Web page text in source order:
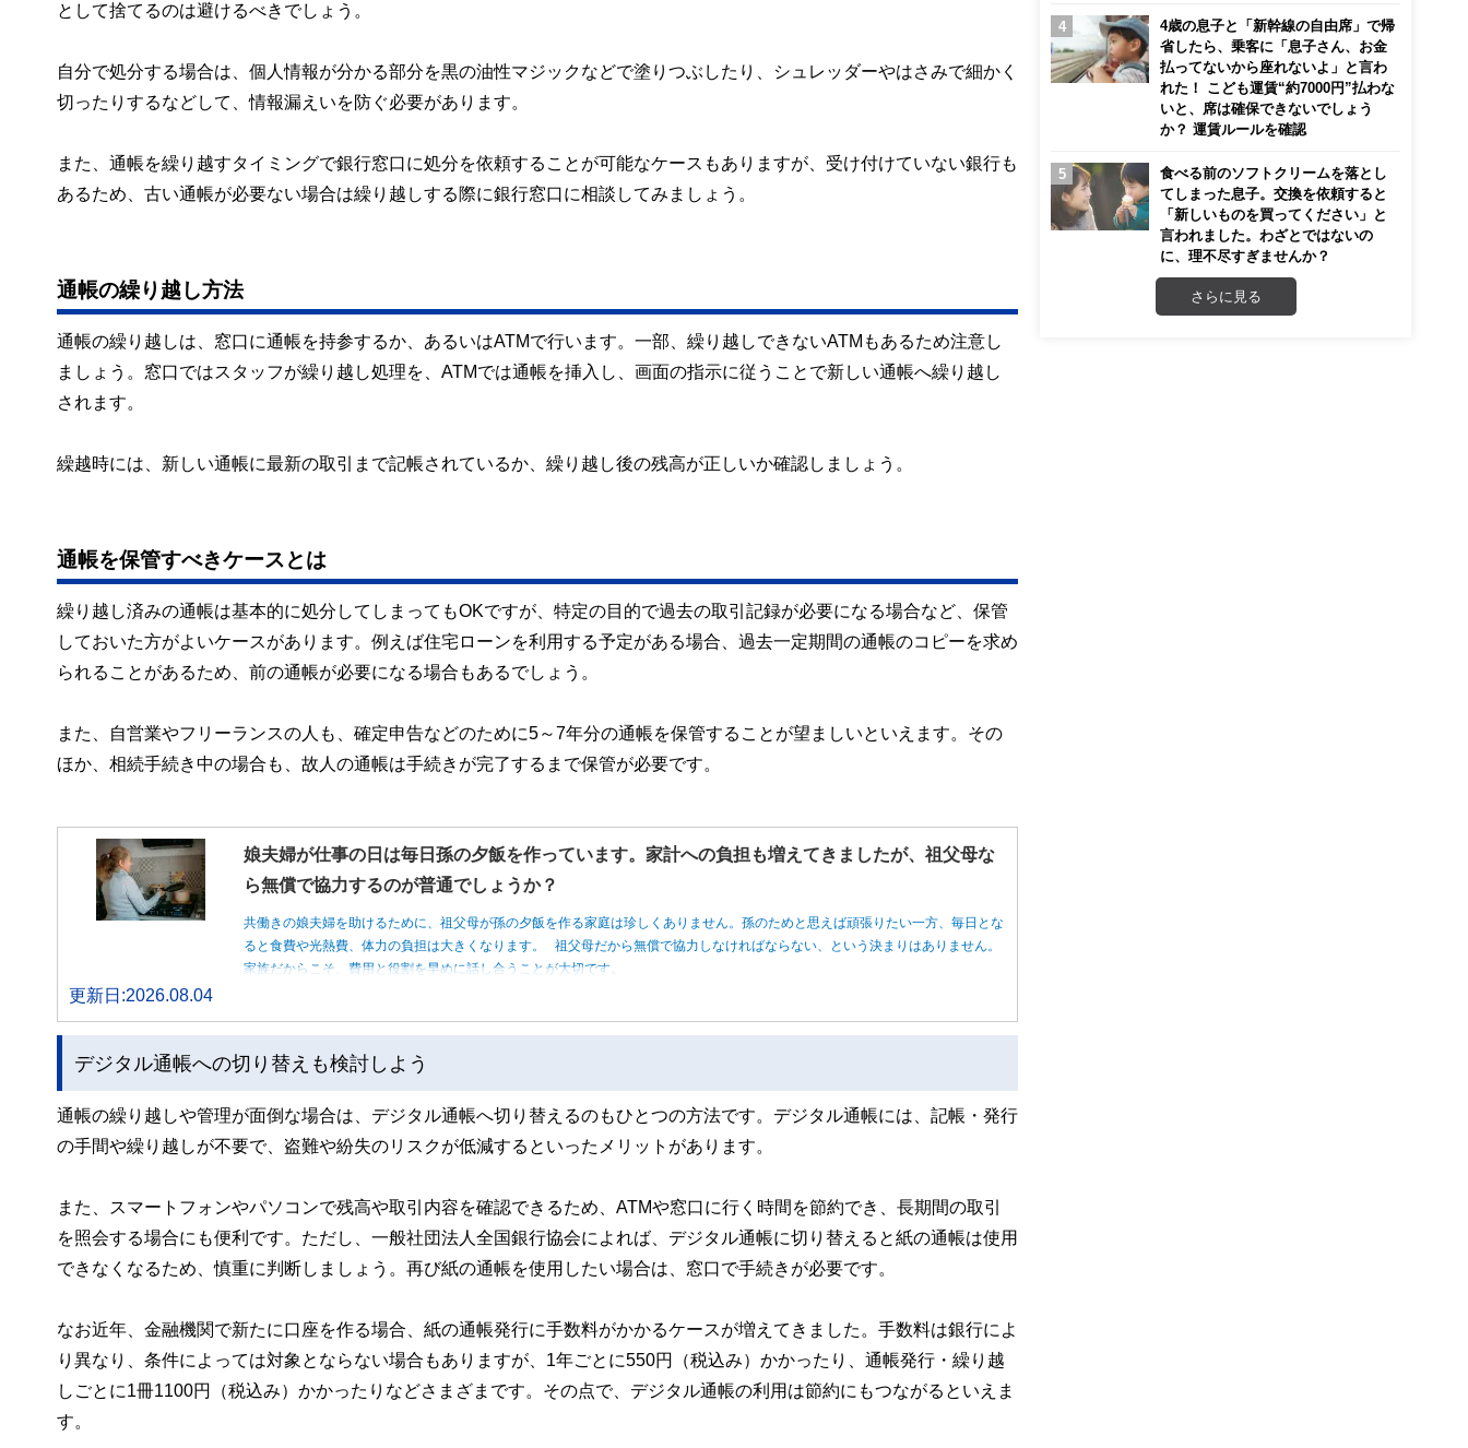
として捨てるのは避けるべきでしょう。
自分で処分する場合は、個人情報が分かる部分を黒の油性マジックなどで塗りつぶしたり、シュレッダーやはさみで細かく
切ったりするなどして、情報漏えいを防ぐ必要があります。
また、通帳を繰り越すタイミングで銀行窓口に処分を依頼することが可能なケースもありますが、受け付けていない銀行も
あるため、古い通帳が必要ない場合は繰り越しする際に銀行窓口に相談してみましょう。
通帳の繰り越し方法
通帳の繰り越しは、窓口に通帳を持参するか、あるいはATMで行います。一部、繰り越しできないATMもあるため注意し
ましょう。窓口ではスタッフが繰り越し処理を、ATMでは通帳を挿入し、画面の指示に従うことで新しい通帳へ繰り越し
されます。
繰越時には、新しい通帳に最新の取引まで記帳されているか、繰り越し後の残高が正しいか確認しましょう。
通帳を保管すべきケースとは
繰り越し済みの通帳は基本的に処分してしまってもOKですが、特定の目的で過去の取引記録が必要になる場合など、保管
しておいた方がよいケースがあります。例えば住宅ローンを利用する予定がある場合、過去一定期間の通帳のコピーを求め
られることがあるため、前の通帳が必要になる場合もあるでしょう。
また、自営業やフリーランスの人も、確定申告などのために5～7年分の通帳を保管することが望ましいといえます。その
ほか、相続手続き中の場合も、故人の通帳は手続きが完了するまで保管が必要です。
娘夫婦が仕事の日は毎日孫の夕飯を作っています。家計への負担も増えてきましたが、祖父母な
ら無償で協力するのが普通でしょうか？
共働きの娘夫婦を助けるために、祖父母が孫の夕飯を作る家庭は珍しくありません。孫のためと思えば頑張りたい一方、毎日とな
ると食費や光熱費、体力の負担は大きくなります。 祖父母だから無償で協力しなければならない、という決まりはありません。
家族だからこそ、費用と役割を早めに話し合うことが大切です。
更新日:2026.08.04
デジタル通帳への切り替えも検討しよう
通帳の繰り越しや管理が面倒な場合は、デジタル通帳へ切り替えるのもひとつの方法です。デジタル通帳には、記帳・発行
の手間や繰り越しが不要で、盗難や紛失のリスクが低減するといったメリットがあります。
また、スマートフォンやパソコンで残高や取引内容を確認できるため、ATMや窓口に行く時間を節約でき、長期間の取引
を照会する場合にも便利です。ただし、一般社団法人全国銀行協会によれば、デジタル通帳に切り替えると紙の通帳は使用
できなくなるため、慎重に判断しましょう。再び紙の通帳を使用したい場合は、窓口で手続きが必要です。
なお近年、金融機関で新たに口座を作る場合、紙の通帳発行に手数料がかかるケースが増えてきました。手数料は銀行によ
り異なり、条件によっては対象とならない場合もありますが、1年ごとに550円（税込み）かかったり、通帳発行・繰り越
しごとに1冊1100円（税込み）かかったりなどさまざまです。その点で、デジタル通帳の利用は節約にもつながるといえま
す。
4歳の息子と「新幹線の自由席」で帰
省したら、乗客に「息子さん、お金
払ってないから座れないよ」と言わ
れた！ こども運賃“約7000円”払わな
いと、席は確保できないでしょう
か？ 運賃ルールを確認
食べる前のソフトクリームを落とし
てしまった息子。交換を依頼すると
「新しいものを買ってください」と
言われました。わざとではないの
に、理不尽すぎませんか？
さらに見る